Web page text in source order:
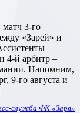
матч 3-го
«Зарей» и
4-й арбитр –
Напомним,
9-го августа и
служба ФК «Заря»